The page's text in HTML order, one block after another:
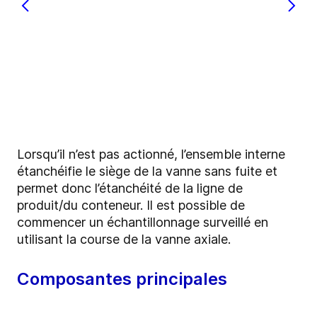
Lorsqu’il n’est pas actionné, l’ensemble interne
étanchéifie le siège de la vanne sans fuite et
permet donc l’étanchéité de la ligne de
produit/du conteneur. Il est possible de
commencer un échantillonnage surveillé en
utilisant la course de la vanne axiale.
Composantes principales